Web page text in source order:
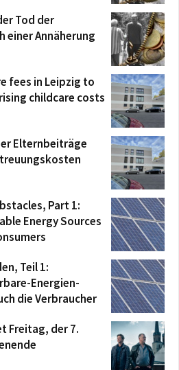
Tod der
einer Annäherung
fees in Leipzig to
childcare costs
Elternbeiträge
Part 1:
Energy Sources
Teil 1:
Energien-
die Verbraucher
Freitag, der 7.